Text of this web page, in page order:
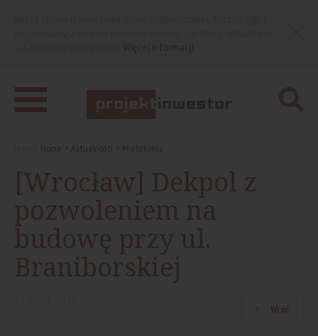
Home Aktualności Mieszkania
[Wrocław] Dekpol z
pozwoleniem na
budowę przy ul.
Braniborskiej
Wróć